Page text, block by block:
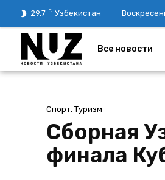
29.7 C Узбекистан
Все новости
Спорт, Туризм
Сборная
финала